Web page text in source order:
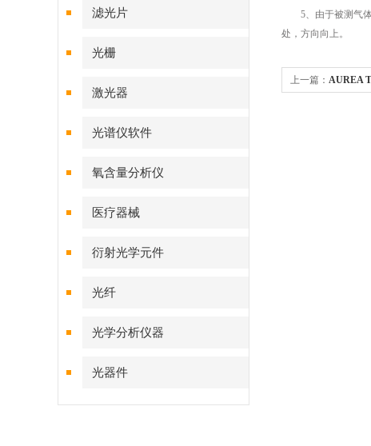
滤光片
光栅
激光器
光谱仪软件
氧含量分析仪
医疗器械
衍射光学元件
光纤
光学分析仪器
光器件
5、由于被测气体
处，方向向上。
上一篇： AUREA